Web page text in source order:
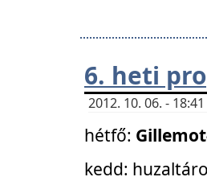
6. heti
2012. 10. 06. -
hétfő:
kedd: